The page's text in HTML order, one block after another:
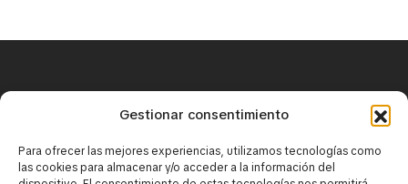
Gestionar consentimiento
Para ofrecer las mejores experiencias, utilizamos tecnologías como
las cookies para almacenar y/o acceder a la información del
+34 671 25 18 43
contact@mirbaskov.com